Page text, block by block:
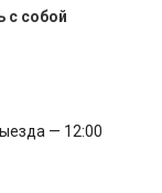
с собой
— 12:00